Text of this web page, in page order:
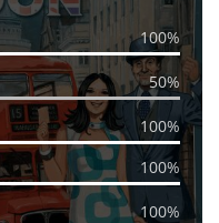
100%
50%
100%
100%
100%